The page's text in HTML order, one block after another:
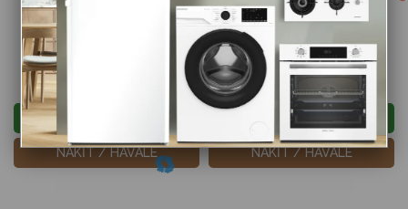
HD 8080 Grundig NaturaShine
Saç Kurutma Makinesi
İNDİRİM KAMPANYASI
NAKİT / HAVALE
HD 6080L Grundig DC 2200W
Saç Kurutma Makinesi
2.200 ₺
İNDİRİM KAMPANYASI
NAKİT / HAVALE